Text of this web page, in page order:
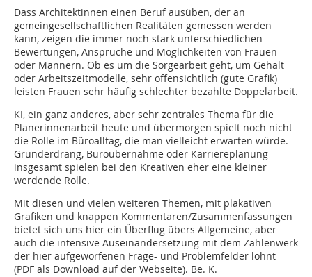
Dass Architektinnen einen Beruf ausüben, der an
gemeingesellschaftlichen Realitäten gemessen werden
kann, zeigen die immer noch stark unterschiedlichen
Bewertungen, Ansprüche und Möglichkeiten von Frauen
oder Männern. Ob es um die Sorgearbeit geht, um Gehalt
oder Arbeitszeitmodelle, sehr offensichtlich (gute Grafik)
leisten Frauen sehr häufig schlechter bezahlte Doppelarbeit.
KI, ein ganz anderes, aber sehr zentrales Thema für die
Planerinnenarbeit heute und übermorgen spielt noch nicht
die Rolle im Büroalltag, die man vielleicht erwarten würde.
Gründerdrang, Büroübernahme oder Karriereplanung
insgesamt spielen bei den Kreativen eher eine kleiner
werdende Rolle.
Mit diesen und vielen weiteren Themen, mit plakativen
Grafiken und knappen Kommentaren/Zusammenfassungen
bietet sich uns hier ein Überflug übers Allgemeine, aber
auch die intensive Auseinandersetzung mit dem Zahlenwerk
der hier aufgeworfenen Frage- und Problemfelder lohnt
(PDF als Download auf der Webseite). Be. K.